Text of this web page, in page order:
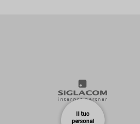
Il tuo
personal